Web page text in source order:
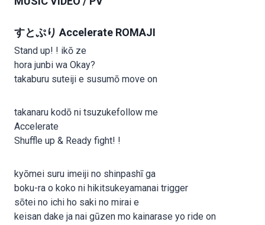
すとぷり Accelerate ROMAJI
Stand up! ! ikō ze
hora junbi wa Okay?
takaburu suteiji e susumō move on
takanaru kodō ni tsuzukefollow me
Accelerate
Shuffle up & Ready fight! !
kyōmei suru imeiji no shinpashī ga
boku-ra o koko ni hikitsukeyamanai trigger
sōtei no ichi ho saki no mirai e
keisan dake ja nai gūzen mo kainarase yo ride on